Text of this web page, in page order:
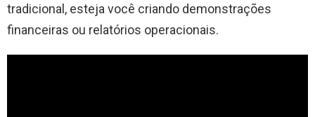
tradicional, esteja você criando demonstrações
financeiras ou relatórios operacionais.